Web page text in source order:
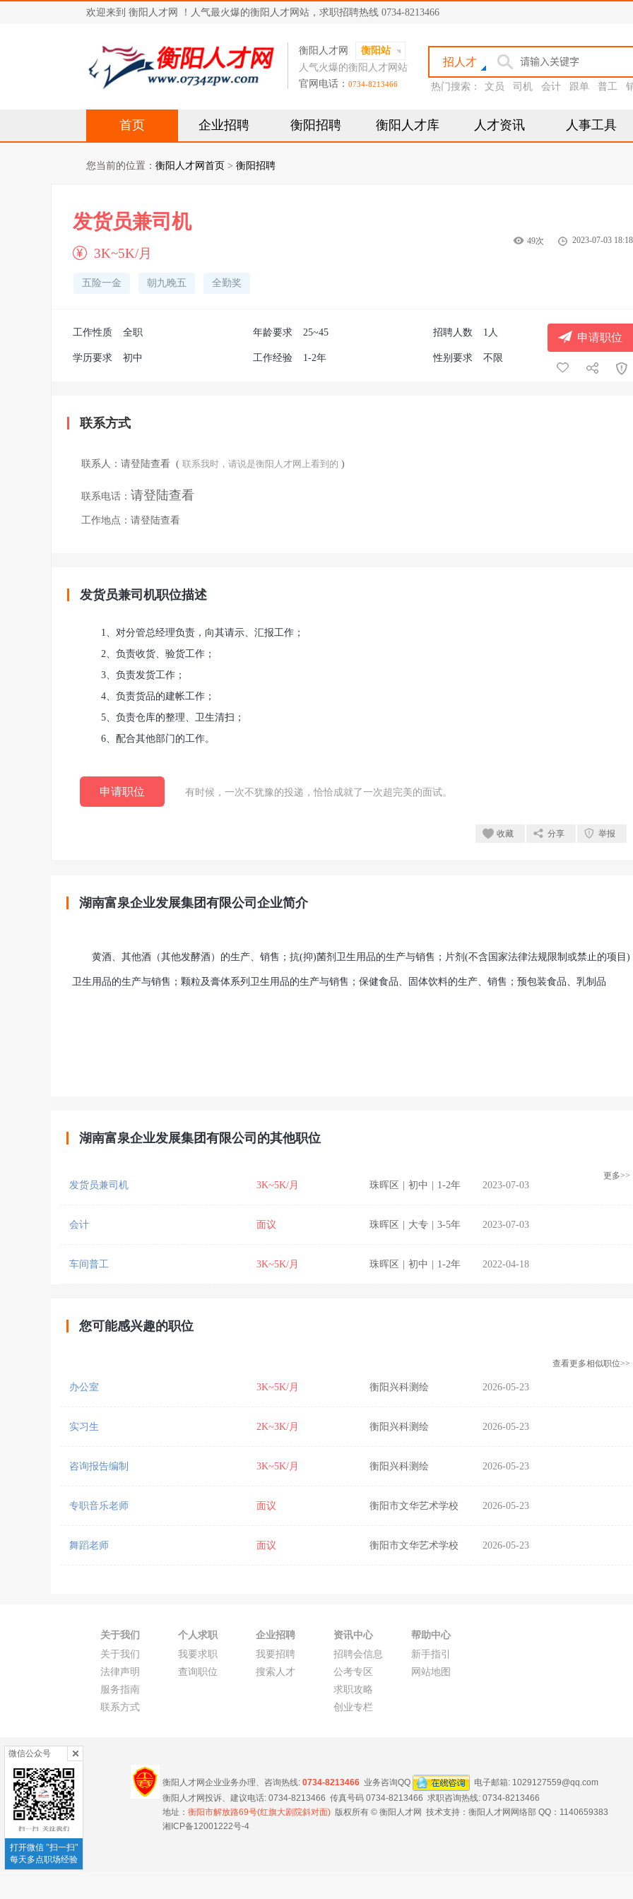
欢迎来到 衡阳人才网 ！人气最火爆的衡阳人才网站，求职招聘热线 0734-8213466
衡阳人才网
衡阳站
人气火爆的衡阳人才网站
官网电话： 0734-8213466
招人才
热门搜索： 文员 司机 会计 跟单 普工
首页 企业招聘 衡阳招聘 衡阳人才库 人才资讯 人事工具
您当前的位置： 衡阳人才网首页 > 衡阳招聘
2023-07-03
49次
发货员兼司机
3K~5K/月
五险一金 朝九晚五 全勤奖
申请职位
工作性质 全职 年龄要求 25~45 招聘人数 1人
学历要求 初中 工作经验 1-2年 性别要求 不限
联系方式
联系人： 请登陆查看 ( 联系我时，请说是衡阳人才网上看到的 )
联系电话： 请登陆查看
工作地点： 请登陆查看
发货员兼司机职位描述
1、对分管总经理负责，向其请示、汇报工作；
2、负责收货、验货工作；
3、负责发货工作；
4、负责货品的建帐工作；
5、负责仓库的整理、卫生清扫；
6、配合其他部门的工作。
申请职位 有时候，一次不犹豫的投递，恰恰成就了一次超完美的面试。
收藏 分享 举报
湖南富泉企业发展集团有限公司企业简介
黄酒、其他酒（其他发酵酒）的生产、销售；抗(抑)菌剂卫生用品的生产与销售；片剂(不含国家法律法规限制或禁止的项目)
卫生用品的生产与销售；颗粒及膏体系列卫生用品的生产与销售；保健食品、固体饮料的生产、销售；预包装食品、乳制品
湖南富泉企业发展集团有限公司的其他职位
更多>>
发货员兼司机 3K~5K/月 珠晖区 初中 1-2年 2023-07-03
会计 面议 珠晖区 大专 3-5年 2023-07-03
车间普工 3K~5K/月 珠晖区 初中 1-2年 2022-04-18
您可能感兴趣的职位
查看更多相似职位>>
办公室 3K~5K/月 衡阳兴科测绘 2026-05-23
实习生 2K~3K/月 衡阳兴科测绘 2026-05-23
咨询报告编制 3K~5K/月 衡阳兴科测绘 2026-05-23
专职音乐老师 面议 衡阳市文华艺术学校 2026-05-23
舞蹈老师 面议 衡阳市文华艺术学校 2026-05-23
关于我们
关于我们
法律声明
服务指南
联系方式
个人求职
我要求职
查询职位
企业招聘
我要招聘
搜索人才
资讯中心
招聘会信息
公考专区
求职攻略
创业专栏
帮助中心
新手指引
网站地图
衡阳人才网企业业务办理、咨询热线: 0734-8213466 业务咨询QQ 电子邮箱: 1029127559@qq.com
衡阳人才网投诉、建议电话: 0734-8213466 传真号码 0734-8213466 求职咨询热线: 0734-8213466
地址： 衡阳市解放路69号(红旗大剧院斜对面) 版权所有 © 衡阳人才网 技术支持：衡阳人才网网络部 QQ：1140659383
湘ICP备12001222号-4
微信公众号
打开微信 "扫一扫"
每天多点职场经验